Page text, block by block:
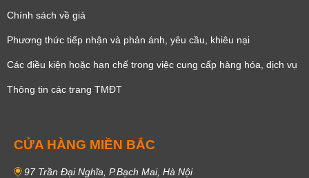
Chính sách về giá
Phương thức tiếp nhận và phản ánh, yêu cầu, khiêu nại
Các điều kiện hoặc hạn chế trong việc cung cấp hàng hóa, dịch vụ
Thông tin các trang TMĐT
CỬA HÀNG MIỀN BẮC
97 Trần Đại Nghĩa, P.Bạch Mai, Hà Nội